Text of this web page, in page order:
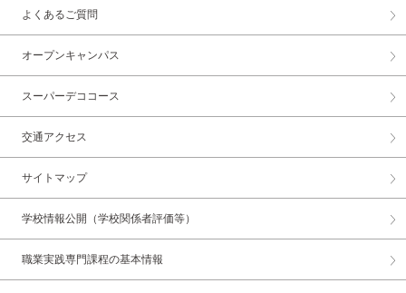
よくあるご質問
オープンキャンパス
スーパーデココース
交通アクセス
サイトマップ
学校情報公開（学校関係者評価等）
職業実践専門課程の基本情報